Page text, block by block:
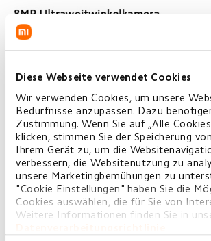
Diese Webseite verwendet Cookies
Wir verwenden Cookies, um unsere
Bedürfnisse anzupassen. Dazu
Zustimmung. Wenn Sie auf „Alle
klicken, stimmen Sie der Speicherung
Ihrem Gerät zu, um die
verbessern, die Websitenutzung zu
unsere Marketingbemühungen zu
"Cookie Einstellungen" haben Sie die
Cookies auswählen, die für Sie von
Weitere Informationen finden Sie in